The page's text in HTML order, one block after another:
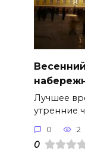
Лучшее
утренние
0 2
0